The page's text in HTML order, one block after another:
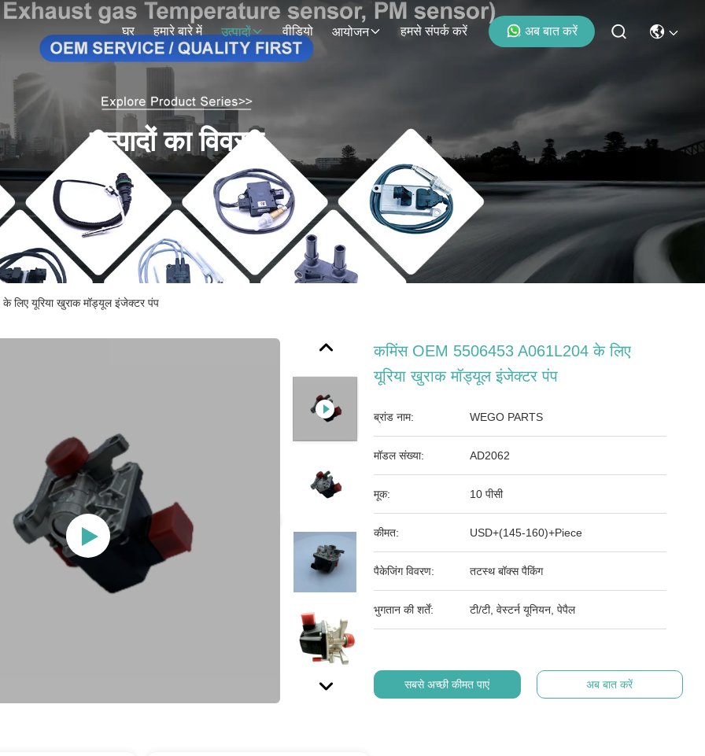
घर हमारे बारे में उत्पादों वीडियो आयोजन हमसे संपर्क करें अब बात करें
उत्पादों का विवरण
यूरिया खुराक मॉड्यूल इंजेक्टर पंप
कमिंस OEM 5506453 A061L204 के लिए
यूरिया खुराक मॉड्यूल इंजेक्टर पंप
ब्रांड नाम: WEGO PARTS
मॉडल संख्या: AD2062
मूक: 10 पीसी
कीमत: USD+(145-160)+Piece
पैकेजिंग विवरण: तटस्थ बॉक्स पैकिंग
भुगतान की शर्तें: टी/टी, वेस्टर्न यूनियन, पेपैल
सबसे अच्छी कीमत पाएं अब बात करें